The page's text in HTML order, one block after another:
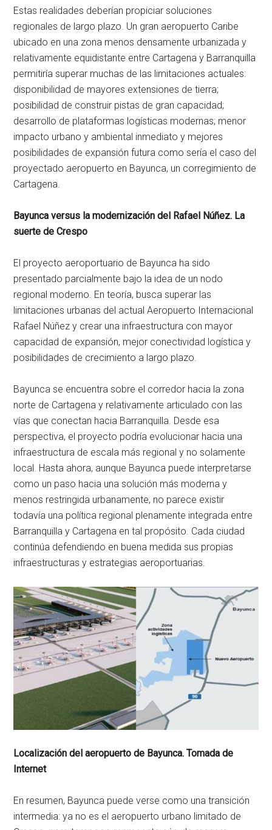
Estas realidades deberían propiciar soluciones
regionales de largo plazo. Un gran aeropuerto Caribe
ubicado en una zona menos densamente urbanizada y
relativamente equidistante entre Cartagena y Barranquilla
permitiría superar muchas de las limitaciones actuales:
disponibilidad de mayores extensiones de tierra;
posibilidad de construir pistas de gran capacidad;
desarrollo de plataformas logísticas modernas; menor
impacto urbano y ambiental inmediato y mejores
posibilidades de expansión futura como sería el caso del
proyectado aeropuerto en Bayunca, un corregimiento de
Cartagena.
Bayunca versus la modernización del Rafael Núñez. La
suerte de Crespo
El proyecto aeroportuario de Bayunca ha sido
presentado parcialmente bajo la idea de un nodo
regional moderno. En teoría, busca superar las
limitaciones urbanas del actual Aeropuerto Internacional
Rafael Núñez y crear una infraestructura con mayor
capacidad de expansión, mejor conectividad logística y
posibilidades de crecimiento a largo plazo.
Bayunca se encuentra sobre el corredor hacia la zona
norte de Cartagena y relativamente articulado con las
vías que conectan hacia Barranquilla. Desde esa
perspectiva, el proyecto podría evolucionar hacia una
infraestructura de escala más regional y no solamente
local. Hasta ahora, aunque Bayunca puede interpretarse
como un paso hacia una solución más moderna y
menos restringida urbanamente, no parece existir
todavía una política regional plenamente integrada entre
Barranquilla y Cartagena en tal propósito. Cada ciudad
continúa defendiendo en buena medida sus propias
infraestructuras y estrategias aeroportuarias.
Localización del aeropuerto de Bayunca. Tomada de
Internet
En resumen, Bayunca puede verse como una transición
intermedia: ya no es el aeropuerto urbano limitado de